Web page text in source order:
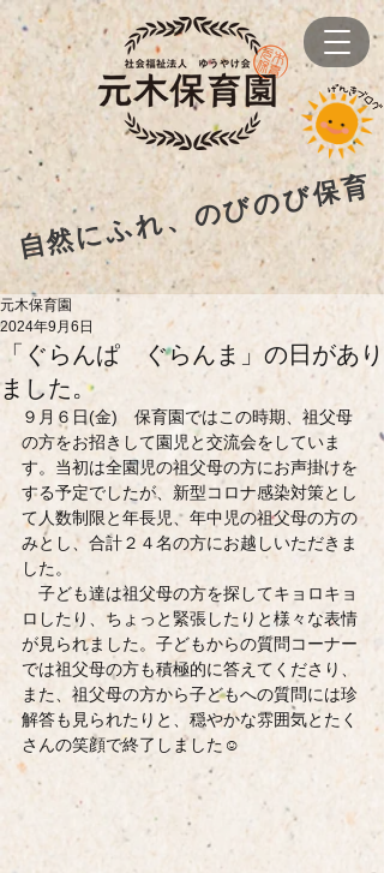
自然にふれ、のびのび保育
「ぐらんぱ ぐらんま」の日があり
ました。
元木保育園
2024年9月6日
９月６日(金)　保育園ではこの時期、祖父母
の方をお招きして園児と交流会をしていま
す。当初は全園児の祖父母の方にお声掛けを
する予定でしたが、新型コロナ感染対策とし
て人数制限と年長児、年中児の祖父母の方の
みとし、合計２４名の方にお越しいただきま
した。
子ども達は祖父母の方を探してキョロキョ
ロしたり、ちょっと緊張したりと様々な表情
が見られました。子どもからの質問コーナー
では祖父母の方も積極的に答えてくださり、
また、祖父母の方から子どもへの質問には珍
解答も見られたりと、穏やかな雰囲気とたく
さんの笑顔で終了しました☺